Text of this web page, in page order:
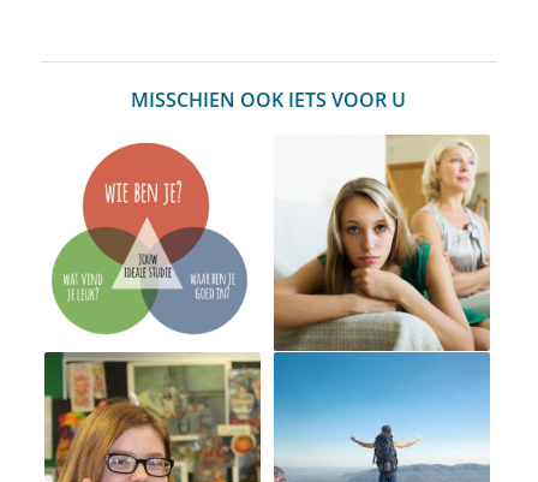
MISSCHIEN OOK IETS VOOR U